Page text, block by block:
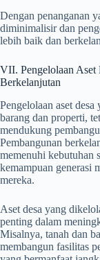
Dengan penanganan
diminimalisir dan
lebih baik dan
VII. Pengelolaan Aset
Berkelanjutan
Pengelolaan aset
barang dan properti,
mendukung
Pembangunan
memenuhi kebutuhan
kemampuan generasi
mereka.
Aset desa yang
penting dalam
Misalnya, tanah dan
membangun fasilitas